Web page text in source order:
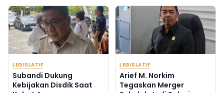
LEGISLATIF
Subandi Dukung
Kebijakan Disdik Saat
LEGISLATIF
Arief M. Norkim
Tegaskan Merger